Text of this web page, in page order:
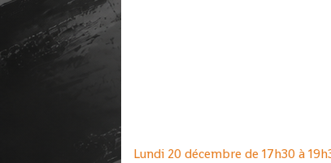
Lundi 20 décembre de 17h30 à